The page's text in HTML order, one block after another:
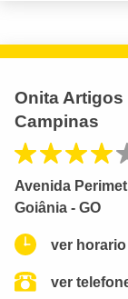
Onita Artigos
Campinas
Avenida
Goiânia - GO
ver
ver